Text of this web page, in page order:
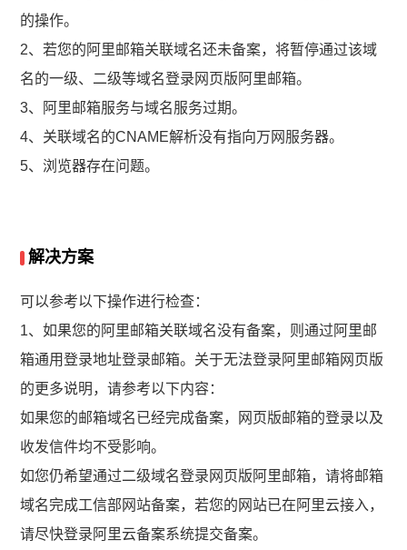
的操作。
2、若您的阿里邮箱关联域名还未备案，将暂停通过该域
名的一级、二级等域名登录网页版阿里邮箱。
3、阿里邮箱服务与域名服务过期。
4、关联域名的CNAME解析没有指向万网服务器。
5、浏览器存在问题。
解决方案
可以参考以下操作进行检查：
1、如果您的阿里邮箱关联域名没有备案，则通过阿里邮
箱通用登录地址登录邮箱。关于无法登录阿里邮箱网页版
的更多说明，请参考以下内容：
如果您的邮箱域名已经完成备案，网页版邮箱的登录以及
收发信件均不受影响。
如您仍希望通过二级域名登录网页版阿里邮箱，请将邮箱
域名完成工信部网站备案，若您的网站已在阿里云接入，
请尽快登录阿里云备案系统提交备案。